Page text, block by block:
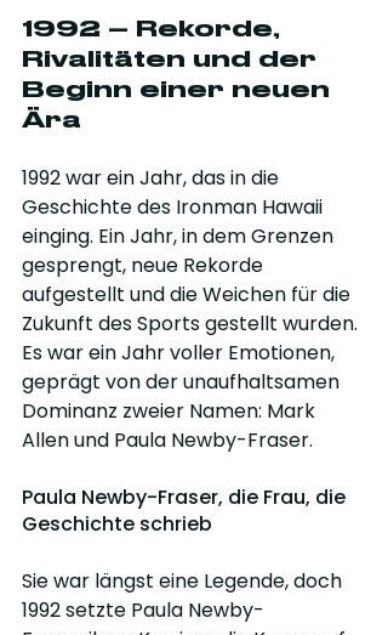
1992 – Rekorde,
Rivalitäten und der
Beginn einer neuen
Ära
1992 war ein Jahr, das in die
Geschichte des Ironman Hawaii
einging. Ein Jahr, in dem Grenzen
gesprengt, neue Rekorde
aufgestellt und die Weichen für die
Zukunft des Sports gestellt wurden.
Es war ein Jahr voller Emotionen,
geprägt von der unaufhaltsamen
Dominanz zweier Namen: Mark
Allen und Paula Newby-Fraser.
Paula Newby-Fraser, die Frau, die
Geschichte schrieb
Sie war längst eine Legende, doch
1992 setzte Paula Newby-